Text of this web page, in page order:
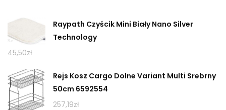
Raypath Czyścik Mini Biały Nano Silver
Technology
45,50zł
Rejs Kosz Cargo Dolne Variant Multi Srebrny
50cm 6592554
257,19zł